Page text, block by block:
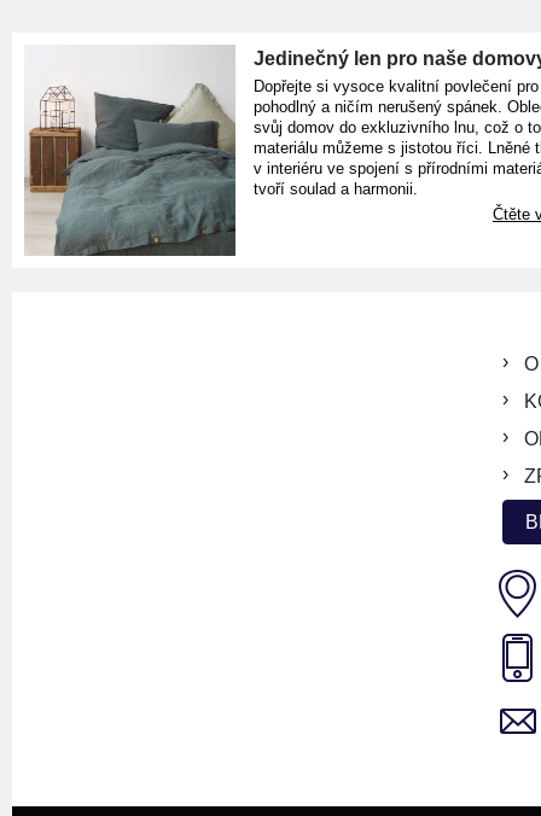
Jedinečný len pro naše
Dopřejte si vysoce kvalitní povlečení pro
pohodlný a ničím nerušený spánek.
svůj domov do exkluzivního lnu, což o
materiálu můžeme s jistotou říci. Lněné
v interiéru ve spojení s přírodními
tvoří soulad a harmonii.
Čtěte